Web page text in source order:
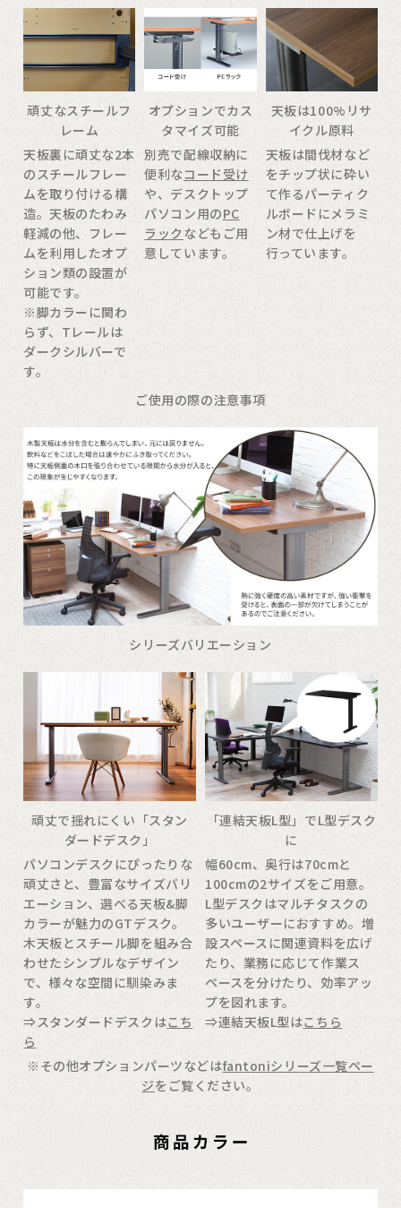
頑丈なスチールフ
レーム
天板裏に頑丈な2本
のスチールフレー
ムを取り付ける構
造。天板のたわみ
軽減の他、フレー
ムを利用したオプ
ション類の設置が
可能です。
※脚カラーに関わ
らず、Tレールは
ダークシルバーで
す。
オプションでカス
タマイズ可能
別売で配線収納に
便利なコード受け
や、デスクトップ
パソコン用のPC
ラック などもご用
意しています。
天板は100%リサ
イクル原料
天板は間伐材など
をチップ状に砕い
て作るパーティク
ルボードにメラミ
ン材で仕上げを
行っています。
ご使用の際の注意事項
シリーズバリエーション
頑丈で揺れにくい「スタン
ダードデスク」
パソコンデスクにぴったりな
頑丈さと、豊富なサイズバリ
エーション、選べる天板&脚
カラーが魅力のGTデスク。
木天板とスチール脚を組み合
わせたシンプルなデザイン
で、様々な空間に馴染みま
す。
⇒スタンダードデスクはこち
ら
「連結天板L型」でL型デスク
に
幅60cm、奥行は70cmと
100cmの2サイズをご用意。
L型デスクはマルチタスクの
多いユーザーにおすすめ。増
設スペースに関連資料を広げ
たり、業務に応じて作業ス
ペースを分けたり、効率アッ
プを図れます。
⇒連結天板L型はこちら
※その他オプションパーツなどはfantoniシリーズ一覧ペー
ジをご覧ください。